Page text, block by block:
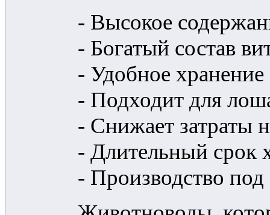
- Высокое
- Богатый состав
- Удобное хранение
- Подходит для
- Снижает затраты
- Длительный срок
- Производство под